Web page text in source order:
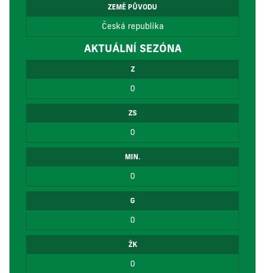
ZEMĚ PŮVODU
Česká republika
AKTUÁLNÍ SEZÓNA
Z
0
ZS
0
MIN.
0
G
0
ŽK
0